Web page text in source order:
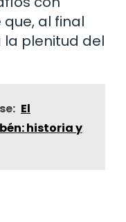
al final
la plenitud del
El
historia y